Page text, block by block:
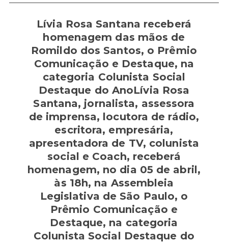
Lívia Rosa Santana receberá
homenagem das mãos de
Romildo dos Santos, o Prêmio
Comunicação e Destaque, na
categoria Colunista Social
Destaque do AnoLívia Rosa
Santana, jornalista, assessora
de imprensa, locutora de rádio,
escritora, empresária,
apresentadora de TV, colunista
social e Coach, receberá
homenagem, no dia 05 de abril,
às 18h, na Assembleia
Legislativa de São Paulo, o
Prêmio Comunicação e
Destaque, na categoria
Colunista Social Destaque do